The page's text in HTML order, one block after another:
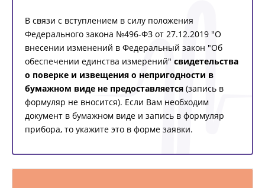
В связи с вступлением в силу положения
Федерального закона №496-ФЗ от 27.12.2019 "О
внесении изменений в Федеральный закон "Об
обеспечении единства измерений" свидетельства
о поверке и извещения о непригодности в
бумажном виде не предоставляется (запись в
формуляр не вносится). Если Вам необходим
документ в бумажном виде и запись в формуляр
прибора, то укажите это в форме заявки.